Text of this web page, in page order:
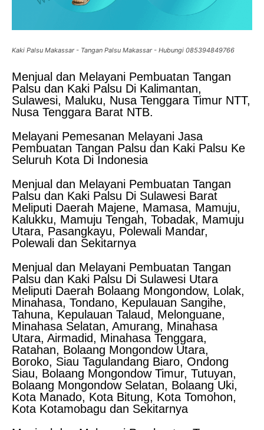
Kaki Palsu Makassar - Tangan Palsu Makassar - Hubungi 085394849766
Menjual dan Melayani Pembuatan Tangan
Palsu dan Kaki Palsu Di Kalimantan,
Sulawesi, Maluku, Nusa Tenggara Timur NTT,
Nusa Tenggara Barat NTB.
Melayani Pemesanan Melayani Jasa
Pembuatan Tangan Palsu dan Kaki Palsu Ke
Seluruh Kota Di Indonesia
Menjual dan Melayani Pembuatan Tangan
Palsu dan Kaki Palsu Di Sulawesi Barat
Meliputi Daerah Majene, Mamasa, Mamuju,
Kalukku, Mamuju Tengah, Tobadak, Mamuju
Utara, Pasangkayu, Polewali Mandar,
Polewali dan Sekitarnya
Menjual dan Melayani Pembuatan Tangan
Palsu dan Kaki Palsu Di Sulawesi Utara
Meliputi Daerah Bolaang Mongondow, Lolak,
Minahasa, Tondano, Kepulauan Sangihe,
Tahuna, Kepulauan Talaud, Melonguane,
Minahasa Selatan, Amurang, Minahasa
Utara, Airmadid, Minahasa Tenggara,
Ratahan, Bolaang Mongondow Utara,
Boroko, Siau Tagulandang Biaro, Ondong
Siau, Bolaang Mongondow Timur, Tutuyan,
Bolaang Mongondow Selatan, Bolaang Uki,
Kota Manado, Kota Bitung, Kota Tomohon,
Kota Kotamobagu dan Sekitarnya